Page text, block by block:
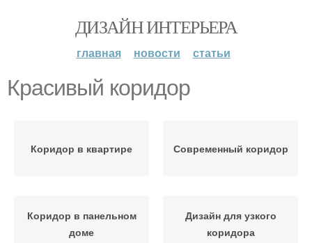
ДИЗАЙН ИНТЕРЬЕРА
главная новости статьи
Красивый коридор
Коридор в квартире Современный коридор
Коридор в панельном
доме
Дизайн для узкого
коридора